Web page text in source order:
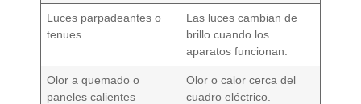
Luces parpadeantes o
tenues
Las luces cambian de
brillo cuando los
aparatos funcionan.
Olor a quemado o
paneles calientes
Olor o calor cerca del
cuadro eléctrico.